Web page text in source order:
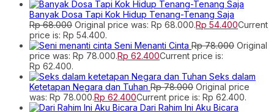
Banyak Dosa Tapi Kok Hidup Tenang-Tenang Saja
Rp68.000 Original price was: Rp 68.000.Rp 54.400Current
price is: Rp 54.400.
Seni Menanti Cinta Rp78.000 Original
price was: Rp 78.000.Rp 62.400Current price is:
Rp 62.400.
Seks dalam
Ketetapan Negara dan Tuhan Rp78.000 Original price
was: Rp 78.000.Rp 62.400Current price is: Rp 62.400.
Dari Rahim Ini Aku Bicara